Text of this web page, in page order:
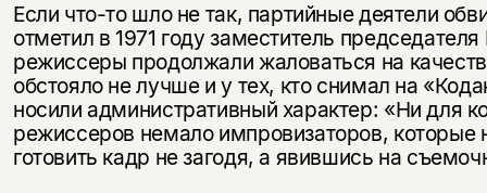
Если что-то шло не так, партийные деятели
отметил в 1971 году заместитель
режиссеры продолжали жаловаться на
обстояло не лучше и у тех, кто снимал на
носили административный характер: «Ни для
режиссеров немало импровизаторов, которые
готовить кадр не загодя, а явившись на